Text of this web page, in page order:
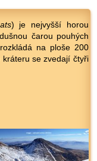
) je nejvyšší horou
čarou pouhých
na ploše 200
kráteru se zvedají čtyři